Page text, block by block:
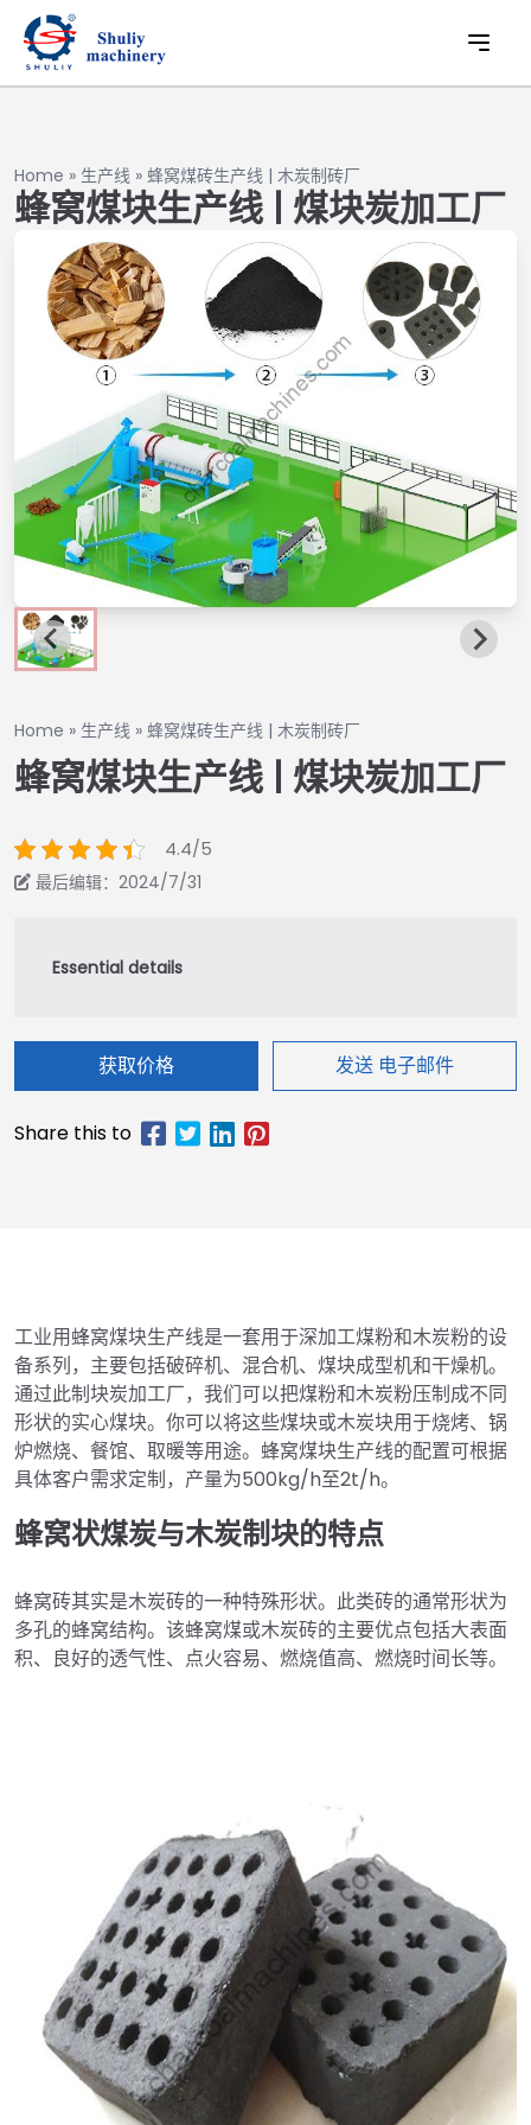
Home » 生产线 » 蜂窝煤砖生产线 | 木炭制砖厂
蜂窝煤块生产线 | 煤块炭加工厂
Home » 生产线 » 蜂窝煤砖生产线 | 木炭制砖厂
蜂窝煤块生产线 | 煤块炭加工厂
4.4/5
最后编辑：2024/7/31
获取价格 发送 电子邮件
工业用蜂窝煤块生产线是一套用于深加工煤粉和木炭粉的设
备系列，主要包括破碎机、混合机、煤块成型机和干燥机。
通过此制块炭加工厂，我们可以把煤粉和木炭粉压制成不同
形状的实心煤块。你可以将这些煤块或木炭块用于烧烤、锅
炉燃烧、餐馆、取暖等用途。蜂窝煤块生产线的配置可根据
具体客户需求定制，产量为500kg/h至2t/h。
蜂窝状煤炭与木炭制块的特点
蜂窝砖其实是木炭砖的一种特殊形状。此类砖的通常形状为
多孔的蜂窝结构。该蜂窝煤或木炭砖的主要优点包括大表面
积、良好的透气性、点火容易、燃烧值高、燃烧时间长等。